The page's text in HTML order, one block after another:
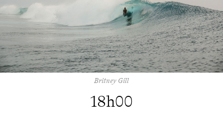
Britney Gill
18h00